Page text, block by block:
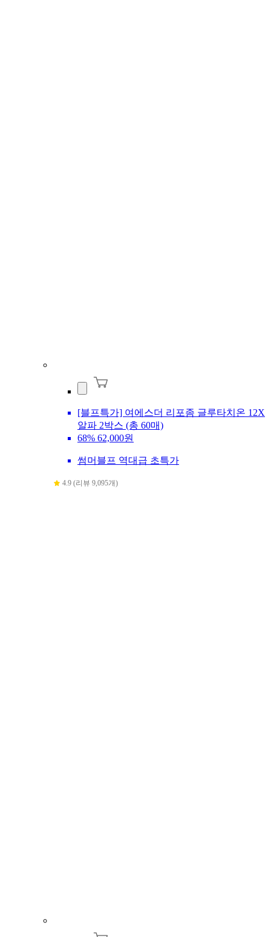
[블프특가] 여에스더 리포좀 글루타치온 12X
알파 2박스 (총 60매)
68% 62,000원
썸머블프 역대급 초특가
4.9 (리뷰 9,095개)